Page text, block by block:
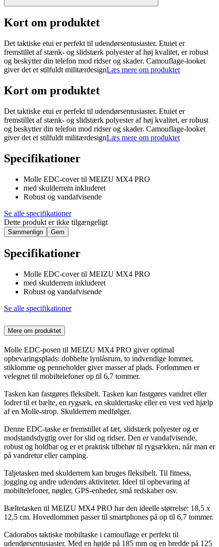
Kort om produktet
Det taktiske etui er perfekt til udendørsentusiaster. Etuiet er
fremstillet af stænk- og slidstærk polyester af høj kvalitet, er robust
og beskytter din telefon mod ridser og skader. Camouflage-looket
giver det et stilfuldt militærdesignLæs mere om produktet
Kort om produktet
Det taktiske etui er perfekt til udendørsentusiaster. Etuiet er
fremstillet af stænk- og slidstærk polyester af høj kvalitet, er robust
og beskytter din telefon mod ridser og skader. Camouflage-looket
giver det et stilfuldt militærdesignLæs mere om produktet
Specifikationer
Molle EDC-cover til MEIZU MX4 PRO
med skulderrem inkluderet
Robust og vandafvisende
Se alle specifikationer
Dette produkt er ikke tilgængeligt
Sammenlign Gem
Specifikationer
Molle EDC-cover til MEIZU MX4 PRO
med skulderrem inkluderet
Robust og vandafvisende
Se alle specifikationer
Mere om produktet
Molle EDC-posen til MEIZU MX4 PRO giver optimal
opbevaringsplads: dobbelte lynlåsrum, to indvendige lommer,
stiklomme og penneholder giver masser af plads. Forlommen er
velegnet til mobiltelefoner op til 6,7 tommer.
Tasken kan fastgøres fleksibelt. Tasken kan fastgøres vandret eller
lodret til et bælte, en rygsæk, en skuldertaske eller en vest ved hjælp
af en Molle-strop. Skulderrem medfølger.
Denne EDC-taske er fremstillet af tæt, slidstærk polyester og er
modstandsdygtig over for slid og ridser. Den er vandafvisende,
robust og holdbar og er et praktisk tilbehør til rygsækken, når man er
på vandretur eller camping.
Taljetasken med skulderrem kan bruges fleksibelt. Til fitness,
jogging og andre udendørs aktiviteter. Ideel til opbevaring af
mobiltelefoner, nøgler, GPS-enheder, små redskaber osv.
Bæltetasken til MEIZU MX4 PRO har den ideelle størrelse: 18,5 x
12,5 cm. Hovedlommen passer til smartphones på op til 6,7 tommer.
Cadorabos taktiske mobiltaske i camouflage er perfekt til
udendørsentusiaster. Med en højde på 185 mm og en bredde på 125